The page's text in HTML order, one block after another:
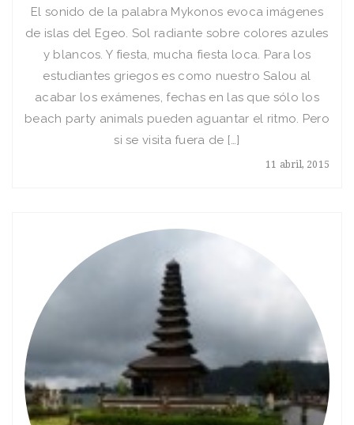
11 abril, 2015
El sonido de la palabra Mykonos evoca imágenes
de islas del Egeo. Sol radiante sobre colores azules
y blancos. Y fiesta, mucha fiesta loca. Para los
estudiantes griegos es como nuestro Salou al
acabar los exámenes, fechas en las que sólo los
beach party animals pueden aguantar el ritmo. Pero
si se visita fuera de […]